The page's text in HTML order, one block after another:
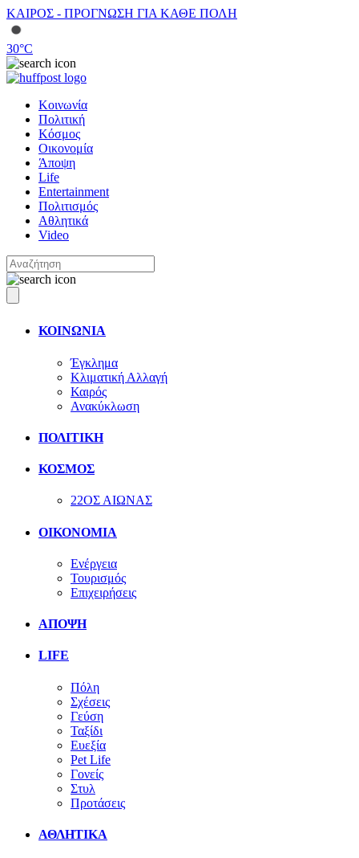
ΚΑΙΡΟΣ - ΠΡΟΓΝΩΣΗ ΓΙΑ ΚΑΘΕ ΠΟΛΗ
30°C
Κοινωνία
Πολιτική
Κόσμος
Οικονομία
Άποψη
Life
Entertainment
Πολιτισμός
Αθλητικά
Video
ΚΟΙΝΩΝΙΑ
Έγκλημα
Κλιματική Αλλαγή
Καιρός
Ανακύκλωση
ΠΟΛΙΤΙΚΗ
ΚΟΣΜΟΣ
22ΟΣ ΑΙΩΝΑΣ
ΟΙΚΟΝΟΜΙΑ
Ενέργεια
Τουρισμός
Επιχειρήσεις
ΑΠΟΨΗ
LIFE
Πόλη
Σχέσεις
Γεύση
Ταξίδι
Ευεξία
Pet Life
Γονείς
Στυλ
Προτάσεις
ΑΘΛΗΤΙΚΑ